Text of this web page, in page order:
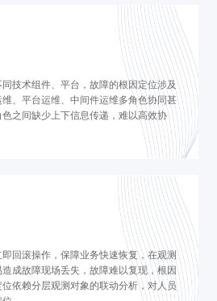
技术组件、平台，故障的根因定位涉及
、平台运维、中间件运维多角色协同甚
之间缺少上下信息传递，难以高效协
回滚操作，保障业务快速恢复，在观测
成故障现场丢失，故障难以复现，根因
依赖分层观测对象的联动分析，对人员